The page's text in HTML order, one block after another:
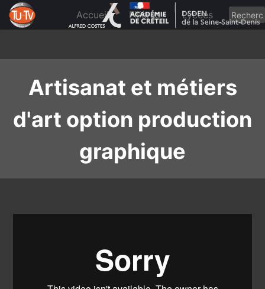
content
Accueil Filières Lycées
Artisanat et métiers
d'art option production
graphique